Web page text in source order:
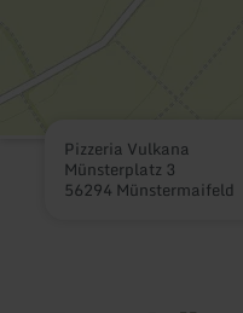
Pizzeria Vulkana
Münsterplatz 3
56294 Münstermaifeld